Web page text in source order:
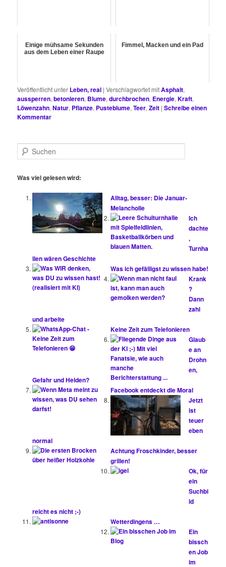
Einige mühsame Sekunden
aus dem Leben einer Raupe
Fimmel, Macken und ein Pad
Veröffentlicht unter Leben, real |Verschlagwortet mitAsphalt,
aussperren,betonieren, Blume,durchbrochen, Energie,Kraft,
Löwenzahn,Natur, Pflanze, Pusteblume,Teer,Zeit |Schreibe einen
Kommentar
u
h
Was viel gelesen wird:
Alltag, besser: Die Januar-
Melancholie
Ich
dachte
,
Turnha
llen wären Geschichte
Was ich gefälligst zu wissen habe!
Krank
?
Dann
zahl
und arbeite
Keine Zeit zum Telefonieren
Glaub
e an
Drohn
en,
Gefahr und Helden?
Facebook entdeckt die Moral
Jetzt
ist
teuer
eben
normal
Achtung Froschkinder, besser
grillen!
Ok, für
ein
Suchbi
ld
reicht es nicht ;-)
Wetterdingens …
Ein
bissch
en Job
im